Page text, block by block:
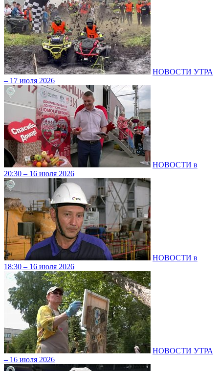
НОВОСТИ УТРА
– 17 июля 2026
НОВОСТИ в
20:30 – 16 июля 2026
НОВОСТИ в
18:30 – 16 июля 2026
НОВОСТИ УТРА
– 16 июля 2026